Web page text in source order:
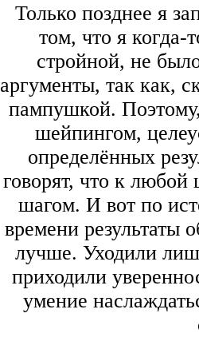
Только позднее я
том, что я когда-
стройной, не
аргументы, так как,
пампушкой. Поэтому,
шейпингом,
определённых
говорят, что к
шагом. И вот по
времени результаты
лучше. Уходили
приходили
умение